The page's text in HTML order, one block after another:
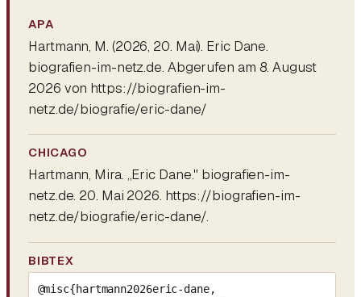
APA
Hartmann, M. (2026, 20. Mai). Eric Dane.
biografien-im-netz.de. Abgerufen am 8. August
2026 von https://biografien-im-
netz.de/biografie/eric-dane/
CHICAGO
Hartmann, Mira. „Eric Dane." biografien-im-
netz.de. 20. Mai 2026. https://biografien-im-
netz.de/biografie/eric-dane/.
BIBTEX
@misc{hartmann2026eric-dane,